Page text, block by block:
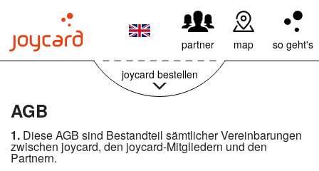
partner map so geht's
59,95€ pro Jahr
weiter
joycard bestellen
AGB
1. Diese AGB sind Bestandteil sämtlicher Vereinbarungen
zwischen joycard, den joycard-Mitgliedern und den
Partnern.